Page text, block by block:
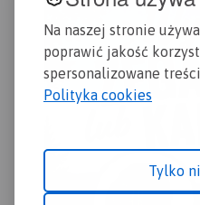
Na naszej stronie
poprawić jakość
spersonalizowane
Polityka cookies
Tylko